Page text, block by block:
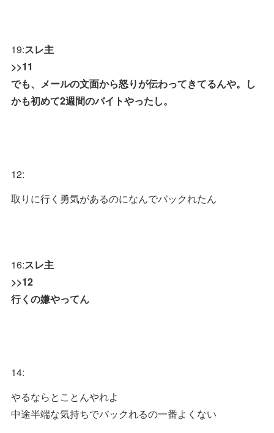
19:スレ主
>>11
でも、メールの文面から怒りが伝わってきてるんや。し
かも初めて2週間のバイトやったし。
12:
取りに行く勇気があるのになんでバックれたん
16:スレ主
>>12
行くの嫌やってん
14:
やるならとことんやれよ
中途半端な気持ちでバックれるの一番よくない